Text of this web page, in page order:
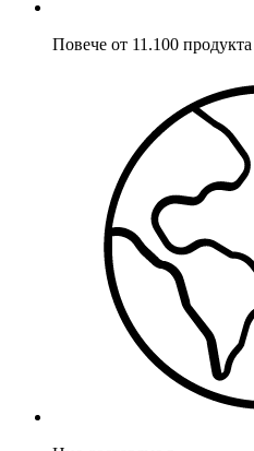
Повече от 11.100 продукта